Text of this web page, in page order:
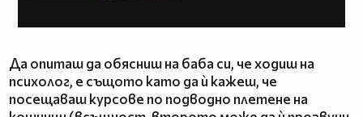
Да опиташ да обясниш на баба си, че ходиш на
психолог, е същото като да ѝ кажеш, че
посещаваш курсове по подводно плетене на